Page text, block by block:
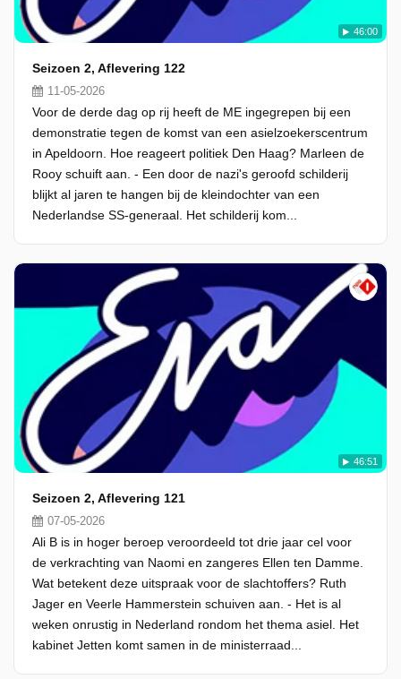
46:00
Seizoen 2, Aflevering 122
11-05-2026
Voor de derde dag op rij heeft de ME ingegrepen bij een
demonstratie tegen de komst van een asielzoekerscentrum
in Apeldoorn. Hoe reageert politiek Den Haag? Marleen de
Rooy schuift aan. - Een door de nazi's geroofd schilderij
blijkt al jaren te hangen bij de kleindochter van een
Nederlandse SS-generaal. Het schilderij kom...
46:51
Seizoen 2, Aflevering 121
07-05-2026
Ali B is in hoger beroep veroordeeld tot drie jaar cel voor
de verkrachting van Naomi en zangeres Ellen ten Damme.
Wat betekent deze uitspraak voor de slachtoffers? Ruth
Jager en Veerle Hammerstein schuiven aan. - Het is al
weken onrustig in Nederland rondom het thema asiel. Het
kabinet Jetten komt samen in de ministerraad...